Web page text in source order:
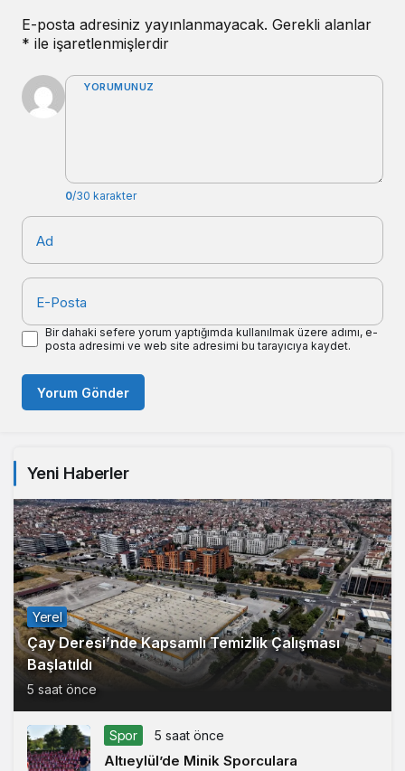
E-posta adresiniz yayınlanmayacak. Gerekli alanlar
* ile işaretlenmişlerdir
YORUMUNUZ
0/30 karakter
Ad
E-Posta
Bir dahaki sefere yorum yaptığımda kullanılmak üzere adımı, e-
posta adresimi ve web site adresimi bu tarayıcıya kaydet.
Yorum Gönder
Yeni Haberler
Yerel
Çay Deresi’nde Kapsamlı Temizlik Çalışması
Başlatıldı
5 saat önce
Spor 5 saat önce
Altıeylül’de Minik Sporculara